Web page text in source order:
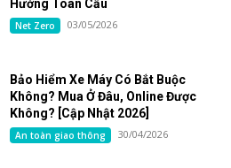
Hướng Toàn Cầu
Net Zero 03/05/2026
Bảo Hiểm Xe Máy Có Bắt Buộc
Không? Mua Ở Đâu, Online Được
Không? [Cập Nhật 2026]
An toàn giao thông 30/04/2026